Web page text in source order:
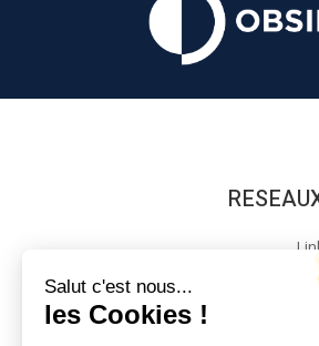
Salut c'est nous...
les Cookies !